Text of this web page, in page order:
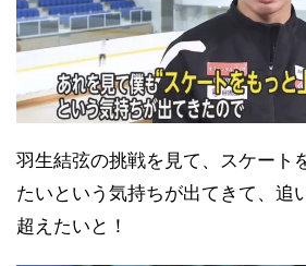
羽生結弦の挑戦を見て、スケート
たいという気持ちが出てきて、追
超えたいと！